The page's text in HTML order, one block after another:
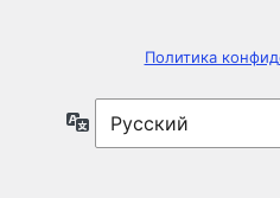
Политика
Язык